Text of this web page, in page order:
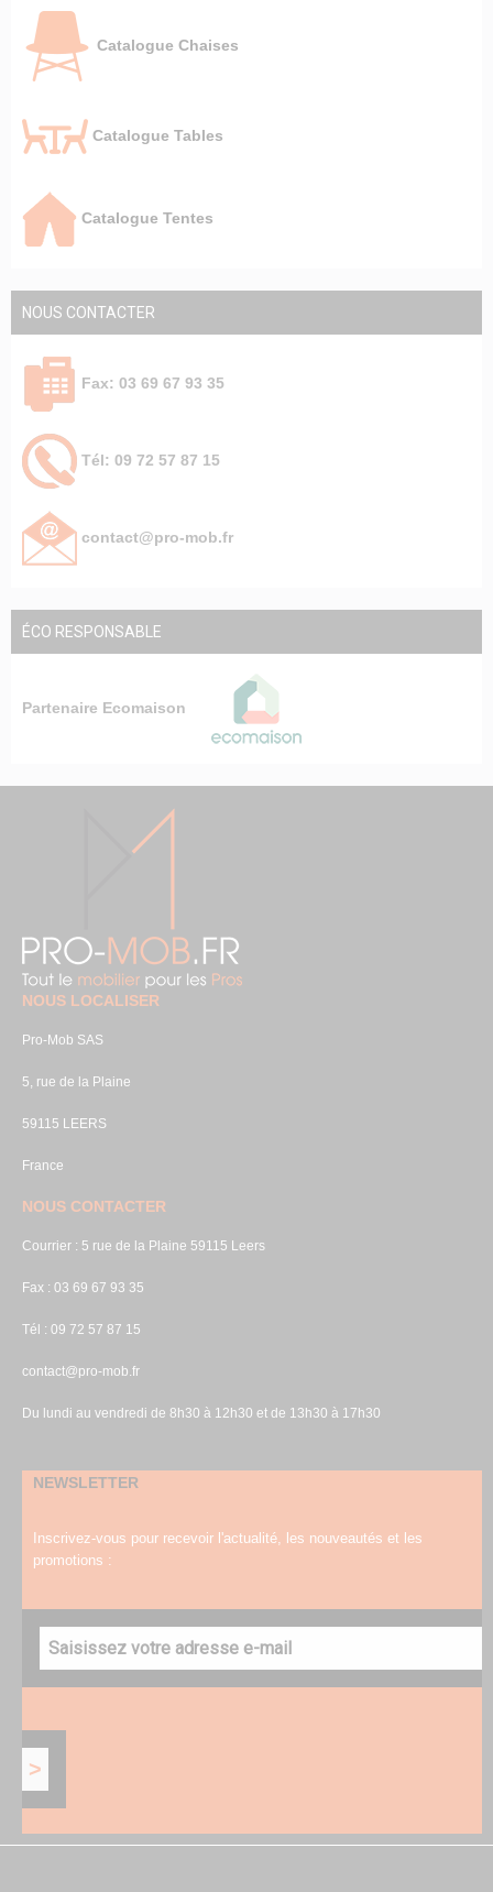
Catalogue Chaises
Catalogue Tables
Catalogue Tentes
NOUS CONTACTER
Fax: 03 69 67 93 35
Tél: 09 72 57 87 15
contact@pro-mob.fr
ÉCO RESPONSABLE
Partenaire Ecomaison
NOUS LOCALISER
Pro-Mob SAS
5, rue de la Plaine
59115 LEERS
France
NOUS CONTACTER
Courrier : 5 rue de la Plaine 59115 Leers
Fax : 03 69 67 93 35
Tél : 09 72 57 87 15
contact@pro-mob.fr
Du lundi au vendredi de 8h30 à 12h30 et de 13h30 à 17h30
NEWSLETTER
Inscrivez-vous pour recevoir l'actualité, les nouveautés et les
promotions :